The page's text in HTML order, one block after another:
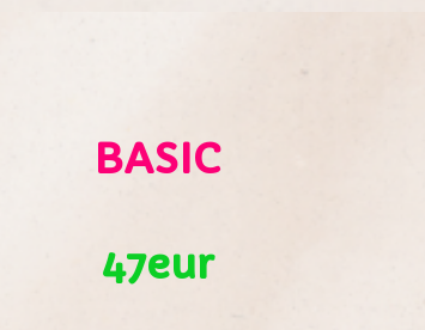
BASIC
47eur